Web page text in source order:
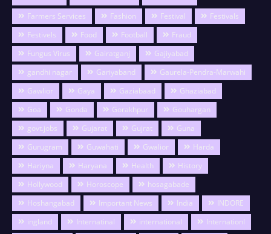
Farmers Services
Fashion Festival
Festivals
Festivels
Food Football
Fraud
Fungus Virus
Gairatganj
Gajiyabad
gandhi nagar
Gariyaband
Gaurela-Pendra-Marwahi
Gawlior
Gaya Gaziabaad
Ghaziabad
Goa
Gonda Gorakhpur
Gouhargan
govt.jobs
Gujarat Gujrat
Guna
Gurugram
Guwahati Gwalior
Harda
Hariyna
Haryana Health
History
Hollywood
Horoscope
hosagabade
Hoshangabad
Important News India
INDORE
ingland
Internatinal international
Internationl